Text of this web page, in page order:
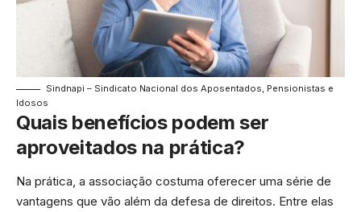
Sindnapi – Sindicato Nacional dos Aposentados, Pensionistas e
Idosos
Quais benefícios podem ser
aproveitados na prática?
Na prática, a associação costuma oferecer uma série de
vantagens que vão além da defesa de direitos. Entre elas